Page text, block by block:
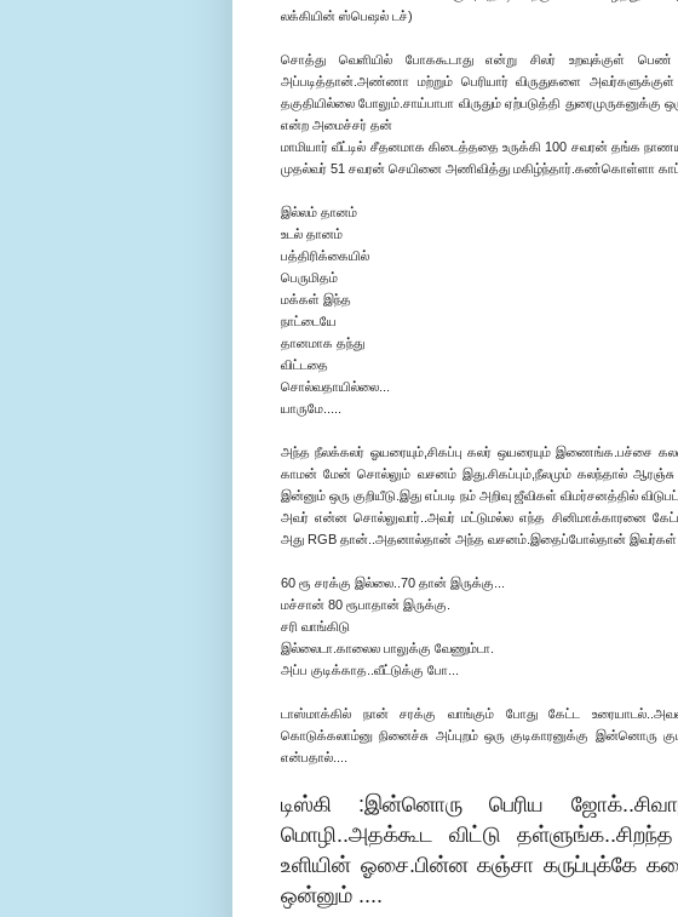
லக்கியின் ஸ்பெஷல் டச்)
சொத்து வெளியில் போககூடாது என்று சிலர் உறவுக்குள்
அப்படித்தான்.அண்ணா மற்றும் பெரியார் விருதுகளை
தகுதியில்லை போலும்.சாய்பாபா விருதும் ஏற்படுத்தி
என்ற அமைச்சர் தன்
மாமியார் வீட்டில் சீதனமாக கிடைத்ததை உருக்கி 100 சவரன் தங்க
முதல்வர் 51 சவரன் செயினை அணிவித்து மகிழ்ந்தார்.கண்கொள்ளா
இல்லம் தானம்
உடல் தானம்
பத்திரிக்கையில்
பெருமிதம்
மக்கள் இந்த
நாட்டையே
தானமாக தந்து
விட்டதை
சொல்வதாயில்லை...
யாருமே.....
அந்த நீலக்கலர் ஓயரையும்,சிகப்பு கலர் ஒயரையும் இணைங்க.பச்சை
காமன் மேன் சொல்லும் வசனம் இது.சிகப்பும்,நீலமும் கலந்தால் ஆரஞ்சு
இன்னும் ஒரு குறியீடு.இது எப்படி நம் அறிவு ஜீவிகள் விமர்சனத்தில்
அவர் என்ன சொல்லுவார்..அவர் மட்டுமல்ல எந்த சினிமாக்காரனை
அது RGB தான்..அதனால்தான் அந்த வசனம்.இதைப்போல்தான்
60 ரூ சரக்கு இல்லை..70 தான் இருக்கு...
மச்சான் 80 ரூபாதான் இருக்கு.
சரி வாங்கிடு
இல்லைடா.காலைல பாலுக்கு வேணும்டா.
அப்ப குடிக்காத..வீட்டுக்கு போ...
டாஸ்மாக்கில் நான் சரக்கு வாங்கும் போது கேட்ட
கொடுக்கலாம்னு நினைச்சு அப்புறம் ஒரு குடிகாரனுக்கு இன்னொரு
என்பதால்....
டிஸ்கி :இன்னொரு பெரிய
மொழி..அதக்கூட விட்டு
உளியின் ஓசை.பின்ன கஞ்சா கருப்புக்கே
ஒன்னும் ....